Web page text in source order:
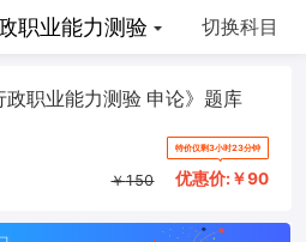
职业能力测验 切换科目
职业能力测验 申论》题库
￥150
特价仅剩3小时23分钟
优惠价:￥90